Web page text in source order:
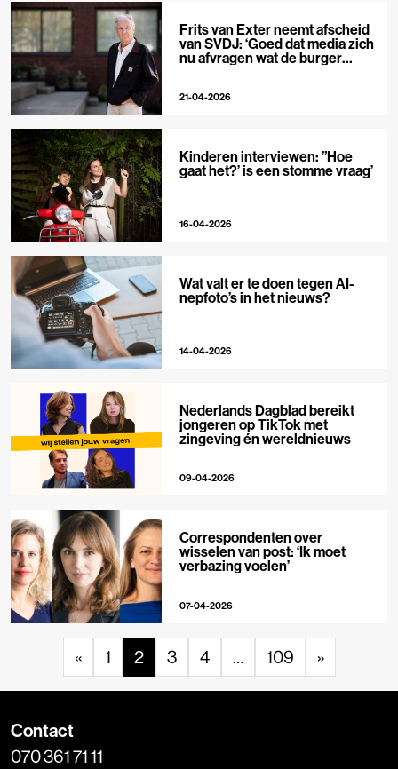
Frits van Exter neemt afscheid
van SVDJ: ‘Goed dat media zich
nu afvragen wat de burger
21-04-2026
Kinderen interviewen: ”Hoe
gaat het?’ is een stomme vraag’
16-04-2026
Wat valt er te doen tegen AI-
nepfoto’s in het nieuws?
14-04-2026
Nederlands Dagblad bereikt
jongeren op TikTok met
zingeving én wereldnieuws
09-04-2026
Correspondenten over
wisselen van post: ‘Ik moet
verbazing voelen’
07-04-2026
« 1 2 3 4 … 109 »
Contact
070 361 71 11